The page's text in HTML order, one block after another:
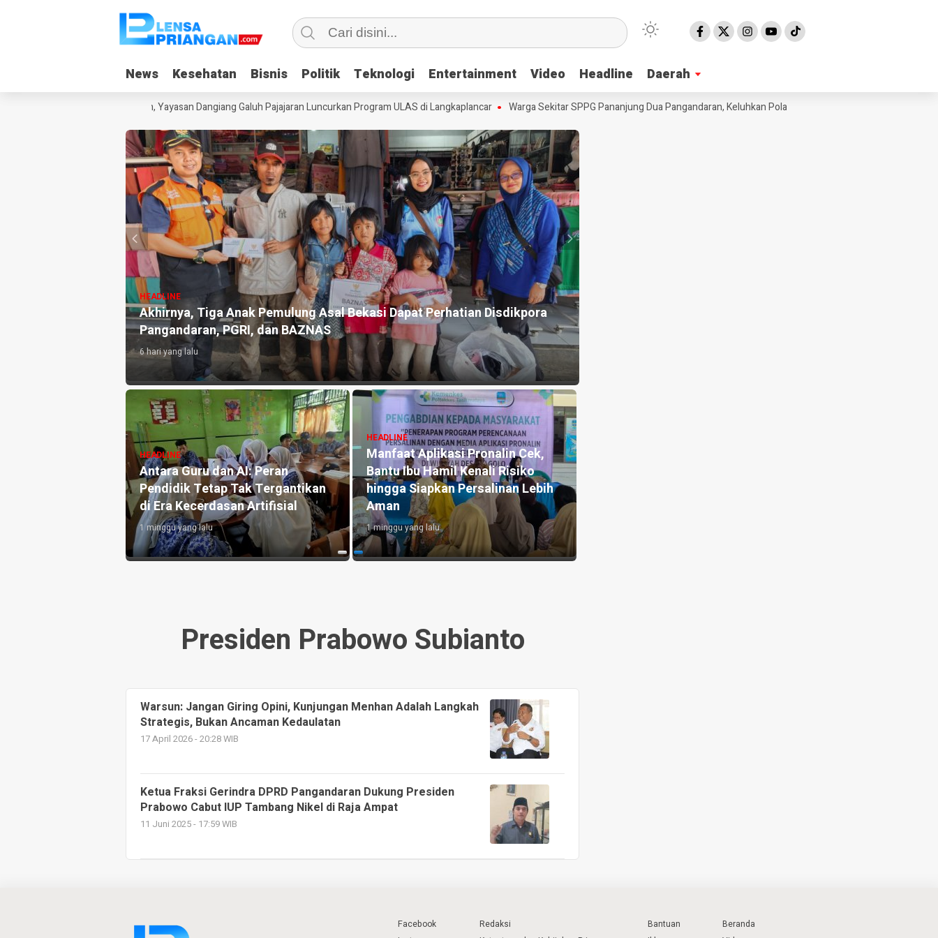
News Kesehatan Bisnis Politik Teknologi Entertainment Video Headline Daerah
News Kesehatan Bisnis Politik Teknologi Entertainment Video Headline Daerah
Gadget Saat Liburan, Yayasan Dangiang Galuh Pajajaran Luncurkan Program ULAS di Langkaplancar Warga Sekitar SPPG Pananjung Dua Pangandaran, Keluhkan Pola Pengadaan Bahan Baku MBG
HEADLINE
Akhirnya, Tiga Anak Pemulung Asal Bekasi Dapat Perhatian Disdikpora
Pangandaran, PGRI, dan BAZNAS
6 hari yang lalu
HEADLINE
Antara Guru dan AI: Peran
Pendidik Tetap Tak Tergantikan
di Era Kecerdasan Artifisial
1 minggu yang lalu
HEADLINE
Manfaat Aplikasi Pronalin Cek,
Bantu Ibu Hamil Kenali Risiko
hingga Siapkan Persalinan Lebih
Aman
1 minggu yang lalu
Presiden Prabowo Subianto
Warsun: Jangan Giring Opini, Kunjungan Menhan Adalah Langkah
Strategis, Bukan Ancaman Kedaulatan
17 April 2026 - 20:28 WIB
Ketua Fraksi Gerindra DPRD Pangandaran Dukung Presiden
Prabowo Cabut IUP Tambang Nikel di Raja Ampat
11 Juni 2025 - 17:59 WIB
Facebook
Redaksi
Bantuan
Beranda